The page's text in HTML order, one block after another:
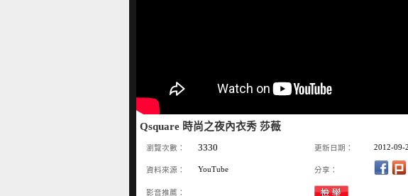
Qsquare 時尚之夜內衣秀 莎薇
瀏覽次數： 3330 更新日期： 2012-09-
資料來源： YouTube 分享：
影音推薦：